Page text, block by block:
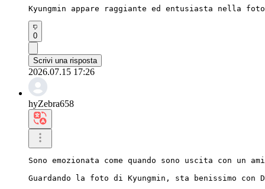
Kyungmin appare raggiante ed entusiasta nella
0
Scrivi una risposta
2026.07.15 17:26
hyZebra658
Sono emozionata come quando sono uscita con un
Guardando la foto di Kyungmin, sta benissimo con